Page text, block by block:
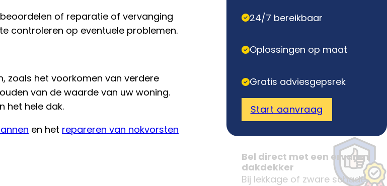
of reparatie of vervanging
controleren op eventuele problemen.
zoals het voorkomen van verdere
van de waarde van uw woning.
het hele dak.
en het repareren van nokvorsten
24/7 bereikbaar
Oplossingen op maat
Gratis adviesgepsrek
Start aanvraag
Bel direct met een ervaren
dakdekker
Bij lekkage of zware schade